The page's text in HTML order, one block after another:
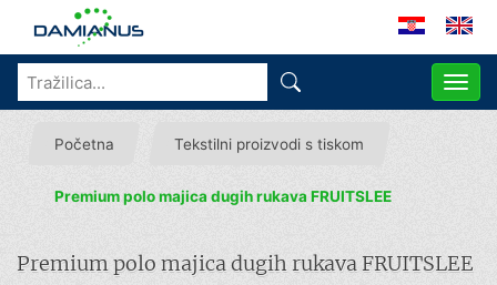
Početna Tekstilni proizvodi s tiskom
Premium polo majica dugih rukava FRUITSLEE
Premium polo majica dugih rukava FRUITSLEE